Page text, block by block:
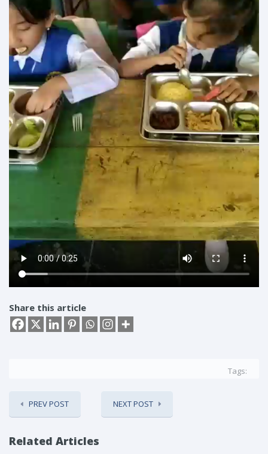
Share this article
Tags:
PREV POST NEXT POST
Related Articles